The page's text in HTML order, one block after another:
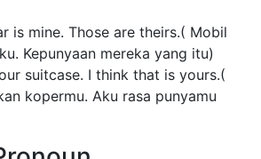
is mine. Those are theirs.( Mobil
Kepunyaan mereka yang itu)
suitcase. I think that is yours.(
kopermu. Aku rasa punyamu